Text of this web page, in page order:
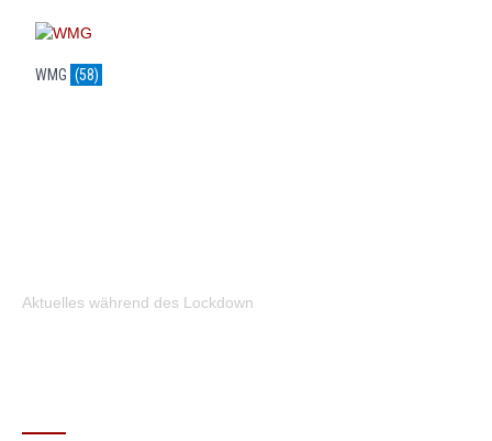
WMG (58)
Aktuelles während des Lockdown